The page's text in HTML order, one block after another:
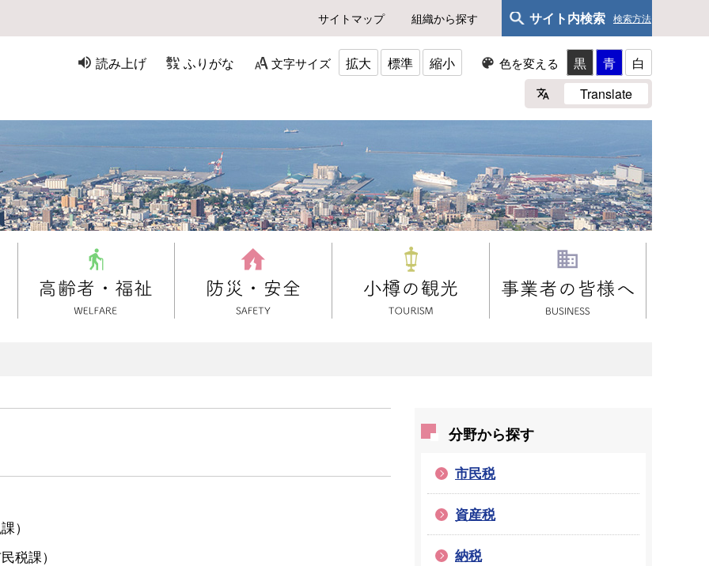
サイトマップ 組織から探す サイト内検索 検索方法
読み上げ ふりがな 文字サイズ 拡大 標準 縮小 色を変える 黒 青
白
Translate
）
税課）
分野から探す
市民税
資産税
納税